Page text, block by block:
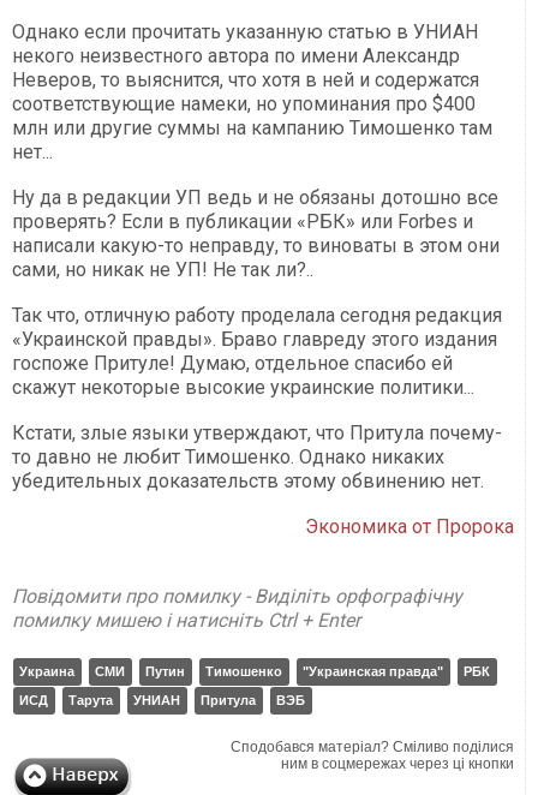
Однако если прочитать указанную статью в УНИАН
некого неизвестного автора по имени Александр
Неверов, то выяснится, что хотя в ней и содержатся
соответствующие намеки, но упоминания про $400
млн или другие суммы на кампанию Тимошенко там
нет...
Ну да в редакции УП ведь и не обязаны дотошно все
проверять? Если в публикации «РБК» или Forbes и
написали какую-то неправду, то виноваты в этом они
сами, но никак не УП! Не так ли?..
Так что, отличную работу проделала сегодня редакция
«Украинской правды». Браво главреду этого издания
госпоже Притуле! Думаю, отдельное спасибо ей
скажут некоторые высокие украинские политики...
Кстати, злые языки утверждают, что Притула почему-
то давно не любит Тимошенко. Однако никаких
убедительных доказательств этому обвинению нет.
Экономика от Пророка
Повідомити про помилку - Виділіть орфографічну
помилку мишею і натисніть Ctrl + Enter
Украина СМИ Путин Тимошенко "Украинская правда"
РБК
ИСД
Тарута УНИАН Притула ВЭБ
Сподобався матеріал? Сміливо поділися
ним в соцмережах через ці кнопки